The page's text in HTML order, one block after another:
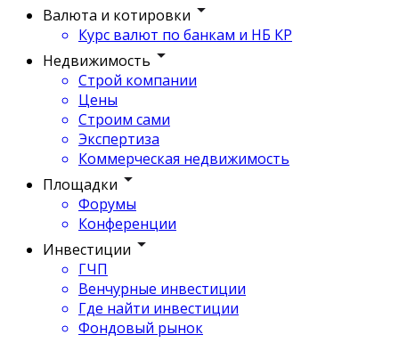
Валюта и котировки
Курс валют по банкам и НБ КР
Недвижимость
Строй компании
Цены
Строим сами
Экспертиза
Коммерческая недвижимость
Площадки
Форумы
Конференции
Инвестиции
ГЧП
Венчурные инвестиции
Где найти инвестиции
Фондовый рынок